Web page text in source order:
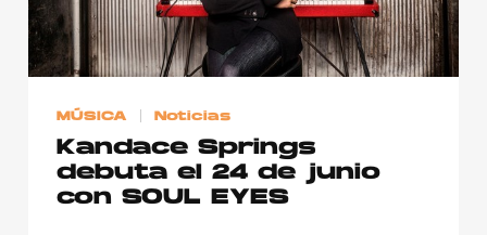
Publicidad
Contacto
© 2015-2022 UMOMAG. PROPIEDAD DE UMO agency. TODOS LOS
DERECHOS RESERVADOS.
MÚSICA Noticias
Kandace Springs
debuta el 24 de junio
con SOUL EYES